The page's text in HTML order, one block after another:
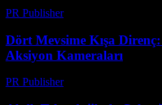
PR Publisher-
Dört Mevsime Kışa
Aksiyon Kameraları
PR Publisher-